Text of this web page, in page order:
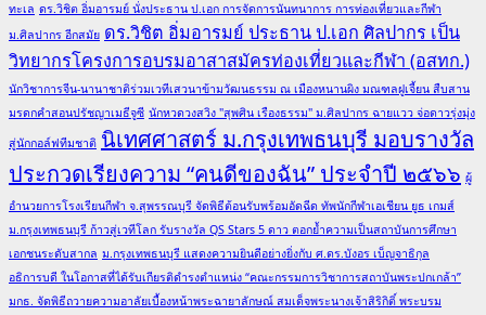
ทะเล ดร.วิชิต อิ่มอารมย์ นั่งประธาน ป.เอก การจัดการนันทนาการ การท่องเที่ยวและกีฬา
ม.ศิลปากร อีกสมัย ดร.วิชิต อิ่มอารมย์ ประธาน ป.เอก ศิลปากร เป็น
วิทยากรโครงการอบรมอาสาสมัครท่องเที่ยวและกีฬา (อสทก.)
นักวิชาการจีน-นานาชาติร่วมเวทีเสวนาข้ามวัฒนธรรม ณ เมืองหนานผิง มณฑลฝูเจี้ยน สืบสาน
มรดกคำสอนปรัชญาเมธีจูซี นักหวดวงสวิง "สุพศิน เรืองธรรม" ม.ศิลปากร ฉายแวว จ่อดาวรุ่งมุ่ง
สู่นักกอล์ฟทีมชาติ นิเทศศาสตร์ ม.กรุงเทพธนบุรี มอบรางวัล
ประกวดเรียงความ “คนดีของฉัน” ประจำปี ๒๕๖๖ ผู้
อำนวยการโรงเรียนกีฬา จ.สุพรรณบุรี จัดพิธีต้อนรับพร้อมอัดฉีด ทัพนักกีฬาเอเชียน ยูธ เกมส์
ม.กรุงเทพธนบุรี ก้าวสู่เวทีโลก รับรางวัล QS Stars 5 ดาว ตอกย้ำความเป็นสถาบันการศึกษา
เอกชนระดับสากล ม.กรุงเทพธนบุรี แสดงความยินดีอย่างยิ่งกับ ศ.ดร.บังอร เบ็ญจาธิกุล
อธิการบดี ในโอกาสที่ได้รับเกียรติดำรงตำแหน่ง “คณะกรรมการวิชาการสถาบันพระปกเกล้า”
มกธ. จัดพิธีถวายความอาลัยเบื้องหน้าพระฉายาลักษณ์ สมเด็จพระนางเจ้าสิริกิติ์ พระบรม